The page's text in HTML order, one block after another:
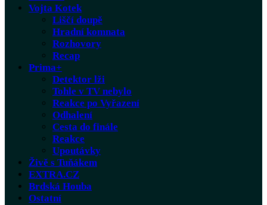
Vojta Kotek
Liščí doupě
Hradní komnata
Rozhovory
Recap
Prima+
Detektor lži
Tohle v TV nebylo
Reakce po Vyřazení
Odhalení
Cesta do finále
Reakce
Upoutávky
Živě s Tuňákem
EXTRA.CZ
Brdská Houba
Ostatní